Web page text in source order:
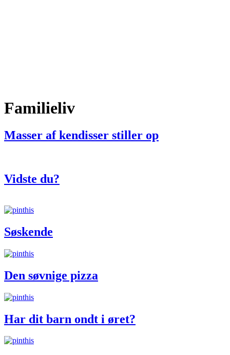
Familieliv
Masser af kendisser stiller op
Vidste du?
Søskende
Den søvnige pizza
Har dit barn ondt i øret?